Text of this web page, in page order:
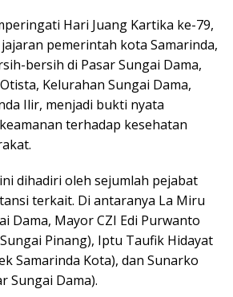
Hari Juang Kartika ke-79,
pemerintah kota Samarinda,
bersih di Pasar Sungai Dama,
Kelurahan Sungai Dama,
Ilir, menjadi bukti nyata
terhadap kesehatan
dihadiri oleh sejumlah pejabat
terkait. Di antaranya La Miru
Dama, Mayor CZI Edi Purwanto
Pinang), Iptu Taufik Hidayat
Samarinda Kota), dan Sunarko
Sungai Dama).